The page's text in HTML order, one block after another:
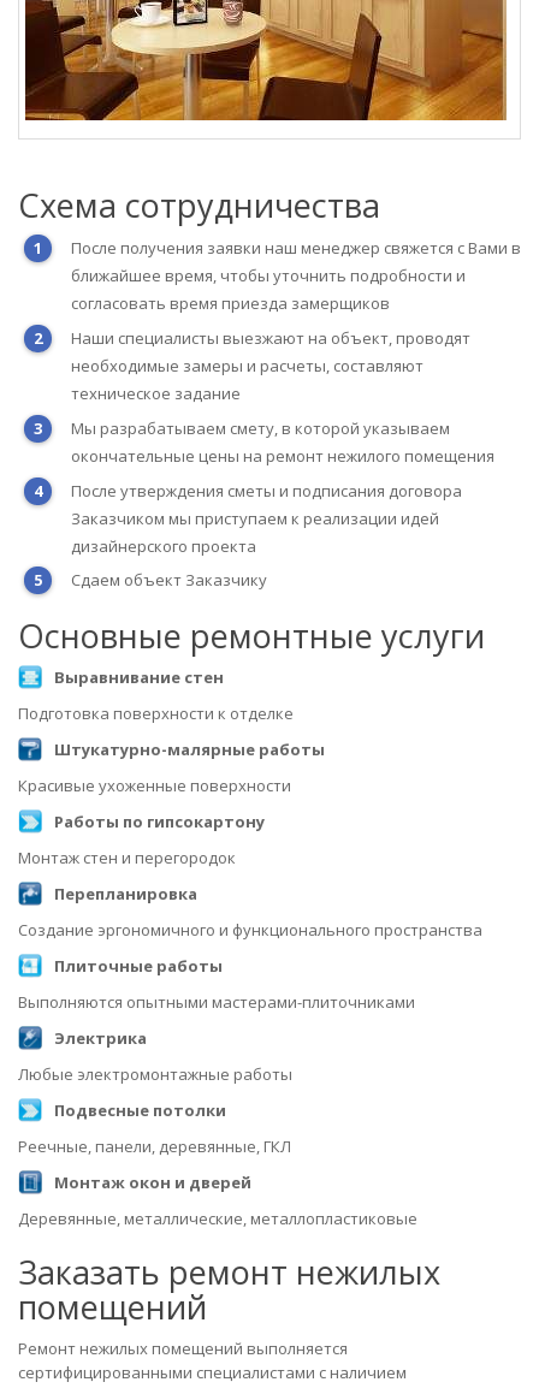
Схема сотрудничества
После получения заявки наш менеджер свяжется с Вами в
ближайшее время, чтобы уточнить подробности и
согласовать время приезда замерщиков
Наши специалисты выезжают на объект, проводят
необходимые замеры и расчеты, составляют
техническое задание
Мы разрабатываем смету, в которой указываем
окончательные цены на ремонт нежилого помещения
После утверждения сметы и подписания договора
Заказчиком мы приступаем к реализации идей
дизайнерского проекта
Сдаем объект Заказчику
Основные ремонтные услуги
Выравнивание стен
Подготовка поверхности к отделке
Штукатурно-малярные работы
Красивые ухоженные поверхности
Работы по гипсокартону
Монтаж стен и перегородок
Перепланировка
Создание эргономичного и функционального пространства
Плиточные работы
Выполняются опытными мастерами-плиточниками
Электрика
Любые электромонтажные работы
Подвесные потолки
Реечные, панели, деревянные, ГКЛ
Монтаж окон и дверей
Деревянные, металлические, металлопластиковые
Заказать ремонт нежилых
помещений
Ремонт нежилых помещений выполняется
сертифицированными специалистами с наличием